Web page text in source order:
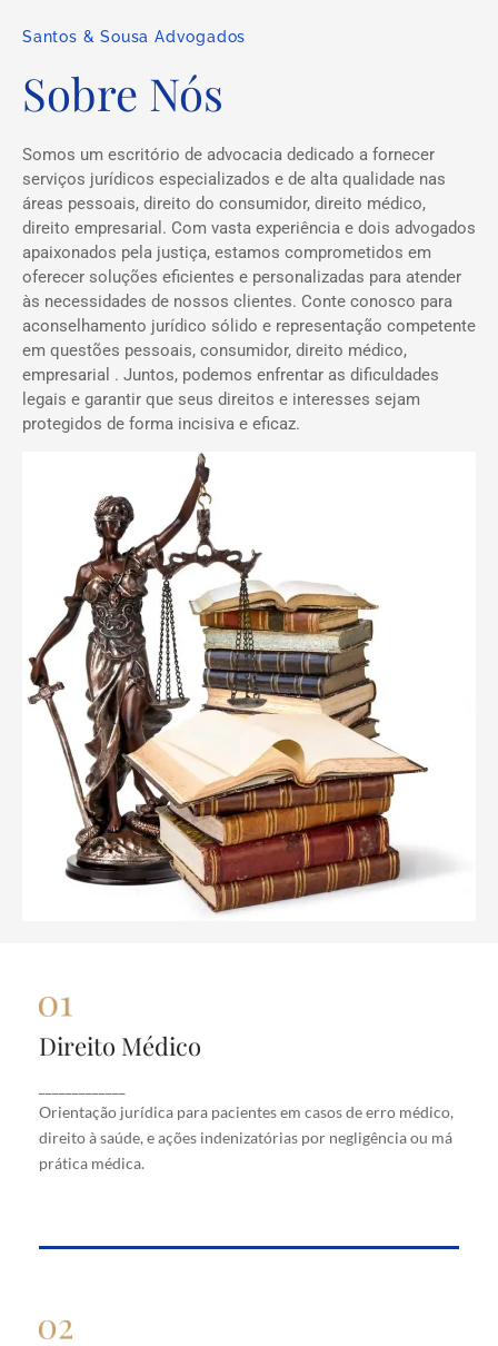
Santos & Sousa Advogados
Sobre Nós
Somos um escritório de advocacia dedicado a fornecer
serviços jurídicos especializados e de alta qualidade nas
áreas pessoais, direito do consumidor, direito médico,
direito empresarial. Com vasta experiência e dois advogados
apaixonados pela justiça, estamos comprometidos em
oferecer soluções eficientes e personalizadas para atender
às necessidades de nossos clientes. Conte conosco para
aconselhamento jurídico sólido e representação competente
em questões pessoais, consumidor, direito médico,
empresarial . Juntos, podemos enfrentar as dificuldades
legais e garantir que seus direitos e interesses sejam
protegidos de forma incisiva e eficaz.
Direito Médico
Orientação jurídica para pacientes em casos de erro médico,
direito à saúde, e ações indenizatórias por negligência ou má
prática médica.
Direito Médico
erro médico, direito à saúde, e ações indenizatórias
por negligência ou má prática médica.